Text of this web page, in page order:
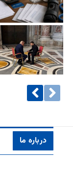
درباره ما